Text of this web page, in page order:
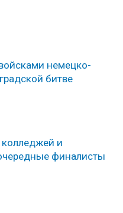
немецко-
битве
и
финалисты